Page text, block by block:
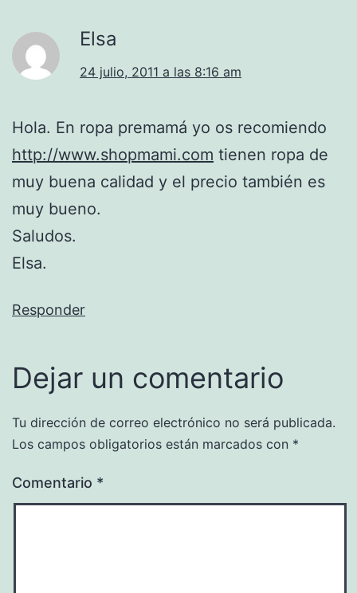
Elsa
24 julio, 2011 a las 8:16 am
Hola. En ropa premamá yo os recomiendo
http://www.shopmami.com tienen ropa de
muy buena calidad y el precio también es
muy bueno.
Saludos.
Elsa.
Responder
Dejar un comentario
Tu dirección de correo electrónico no será publicada.
Los campos obligatorios están marcados con *
Comentario *